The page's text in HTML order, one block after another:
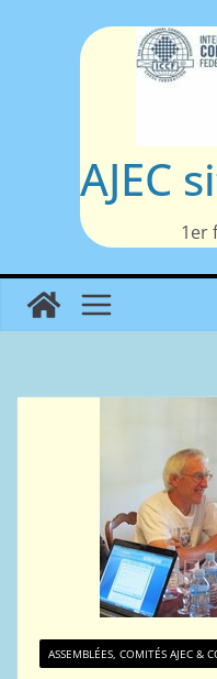
AJEC
1er
ASSEMBLÉES, COMITÉS AJEC &